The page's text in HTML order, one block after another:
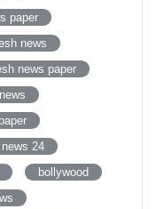
paper
news
news paper
news 24
bollywood